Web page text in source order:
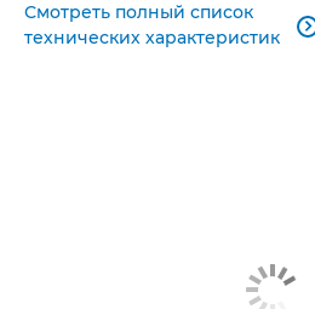
Смотреть полный список
технических характеристик
